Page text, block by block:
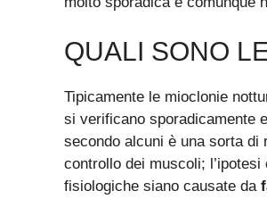
QUALI SONO
Tipicamente le mioclonie
si verificano sporadicamente
secondo alcuni è una sorta
controllo dei muscoli;
fisiologiche siano causate da